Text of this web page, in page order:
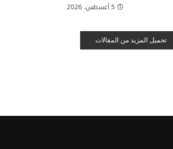
5 أغسطس، 2026
تحميل المزيد من المقالات